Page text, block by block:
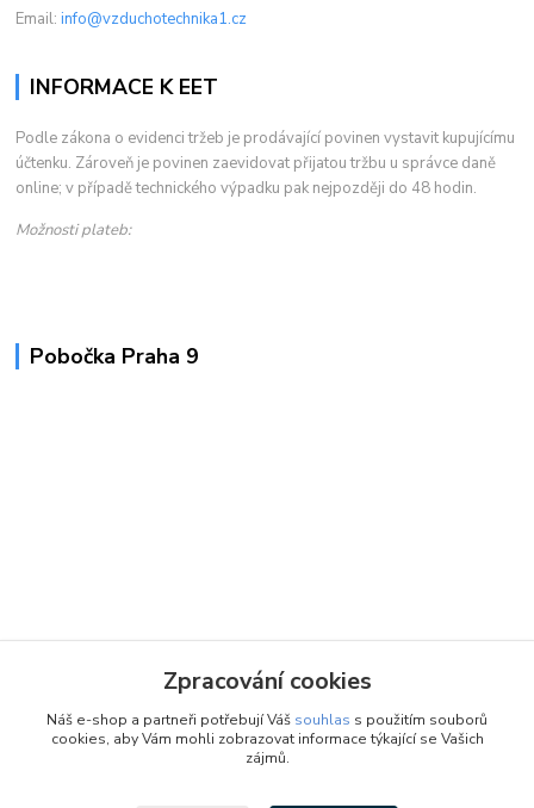
Email:info@vzduchotechnika1.cz
INFORMACE K EET
Podle zákona o evidenci tržeb je prodávající povinen vystavit kupujícímu
účtenku. Zároveň je povinen zaevidovat přijatou tržbu u správce daně
online; v případě technického výpadku pak nejpozději do 48 hodin.
Možnosti plateb:
Pobočka Praha 9
Zpracování cookies
Náš e-shop a partneři potřebují Váš souhlas s použitím souborů
cookies, aby Vám mohli zobrazovat informace týkající se Vašich
zájmů.